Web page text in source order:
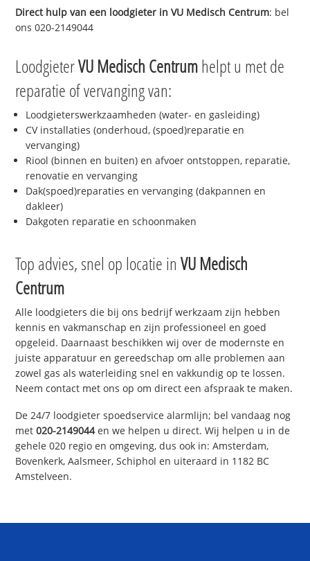
Direct hulp van een loodgieter inVU Medisch Centrum: bel
ons 020-2149044
LoodgieterVU Medisch Centrumhelpt u met de
reparatie of vervanging van:
Loodgieterswerkzaamheden (water- en gasleiding)
CV installaties (onderhoud, (spoed)reparatie en
vervanging)
Riool (binnen en buiten) en afvoer ontstoppen, reparatie,
renovatie en vervanging
Dak(spoed)reparaties en vervanging (dakpannen en
dakleer)
Dakgoten reparatie en schoonmaken
Top advies, snel op locatie inVU Medisch
Centrum
Alle loodgieters die bij ons bedrijf werkzaam zijn hebben
kennis en vakmanschap en zijn professioneel en goed
opgeleid. Daarnaast beschikken wij over de modernste en
juiste apparatuur en gereedschap om alle problemen aan
zowel gas als waterleiding snel en vakkundig op te lossen.
Neem contact met ons op om direct een afspraak te maken.
De 24/7 loodgieter spoedservice alarmlijn; bel vandaag nog
met020-2149044en we helpen u direct. Wij helpen u in de
gehele 020 regio en omgeving, dus ook in: Amsterdam,
Bovenkerk, Aalsmeer, Schiphol en uiteraard in 1182 BC
Amstelveen.